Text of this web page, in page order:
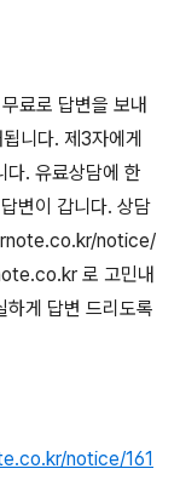
료로 답변을 보내
니다. 제3자에게
다. 유료상담에 한
변이 갑니다. 상담
notice/
로 고민내
하게 답변 드리도록
notice/161